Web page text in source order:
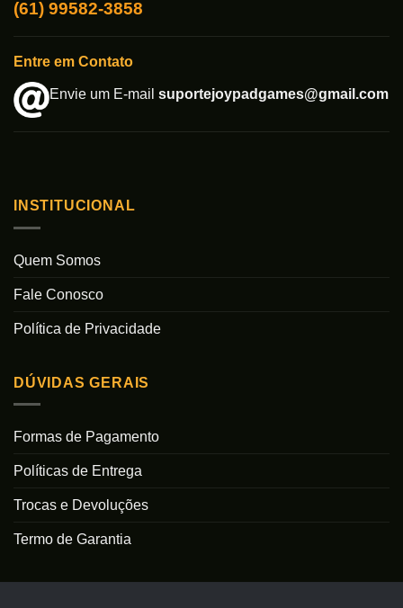
(61) 99582-3858
Entre em Contato
Envie um E-mail suportejoypadgames@gmail.com
INSTITUCIONAL
Quem Somos
Fale Conosco
Política de Privacidade
DÚVIDAS GERAIS
Formas de Pagamento
Políticas de Entrega
Trocas e Devoluções
Termo de Garantia